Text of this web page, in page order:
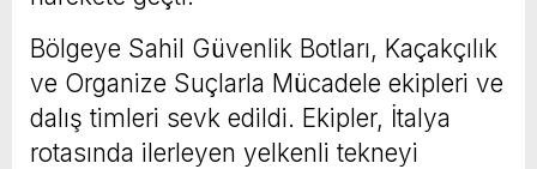
Bölgeye Sahil Güvenlik Botları, Kaçakçılık
ve Organize Suçlarla Mücadele ekipleri ve
dalış timleri sevk edildi. Ekipler, İtalya
rotasında ilerleyen yelkenli tekneyi